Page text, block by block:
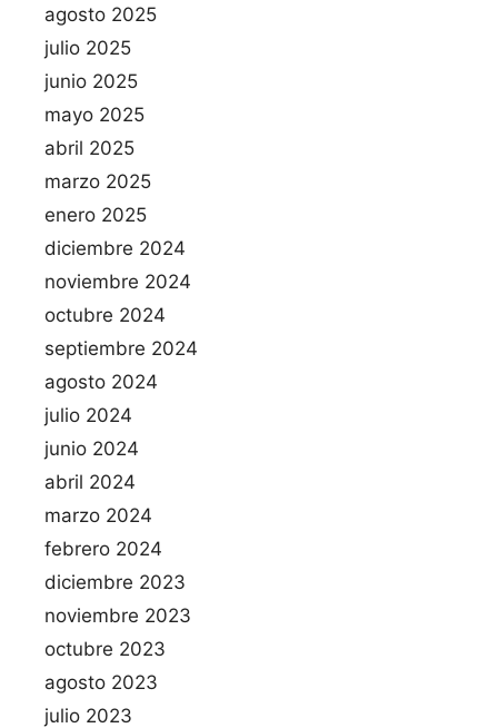
agosto 2025
julio 2025
junio 2025
mayo 2025
abril 2025
marzo 2025
enero 2025
diciembre 2024
noviembre 2024
octubre 2024
septiembre 2024
agosto 2024
julio 2024
junio 2024
abril 2024
marzo 2024
febrero 2024
diciembre 2023
noviembre 2023
octubre 2023
agosto 2023
julio 2023